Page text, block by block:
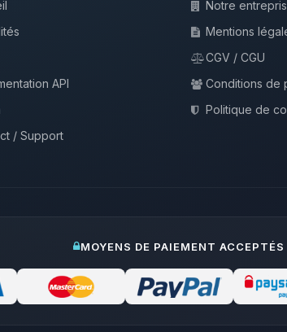
API
/ Support
Notre
Mentions
CGV / CGU
Conditions de
Politique de
MOYENS DE PAIEMENT ACCEPTÉS